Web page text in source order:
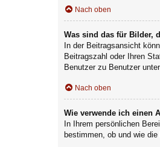
Nach oben
Was sind das für Bilder,
In der Beitragsansicht
Beitragszahl oder Ihren
Benutzer zu Benutzer
Nach oben
Wie verwende ich einen
In Ihrem persönlichen
bestimmen, ob und wie